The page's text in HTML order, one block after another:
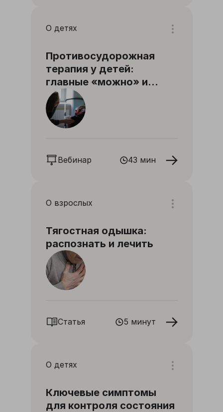
О детях
Противосудорожная
терапия у детей:
главные «можно» и
«нельзя»
Вебинар 43 мин
О взрослых
Тягостная одышка:
распознать и лечить
Статья 5 минут
О детях
Ключевые симптомы
для контроля состояния